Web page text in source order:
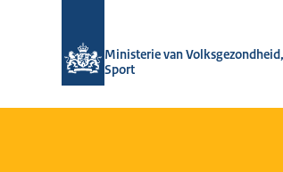
Ministerie van
Sport